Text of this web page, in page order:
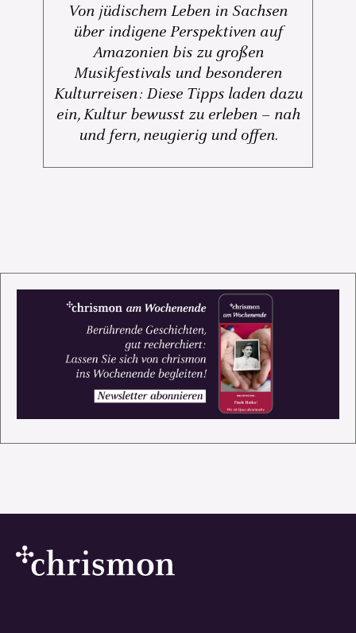
Von jüdischem Leben in Sachsen
über indigene Perspektiven auf
Amazonien bis zu großen
Musikfestivals und besonderen
Kulturreisen: Diese Tipps laden dazu
ein, Kultur bewusst zu erleben – nah
und fern, neugierig und offen.